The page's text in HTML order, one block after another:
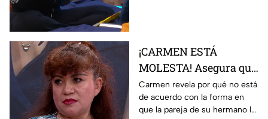
¡CARMEN ESTÁ
MOLESTA! Asegura que
la pareja de su
hermano NO lo cuida
como ella
Carmen revela por qué no está
de acuerdo con la forma en
que la pareja de su hermano lo